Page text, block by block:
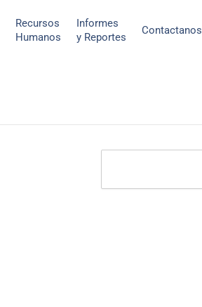
Recursos
Humanos
Informes
y Reportes
Contactanos